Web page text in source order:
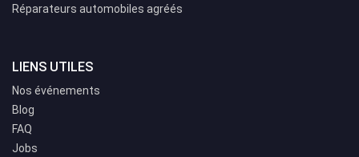
Réparateurs automobiles agréés
LIENS UTILES
Nos événements
Blog
FAQ
Jobs